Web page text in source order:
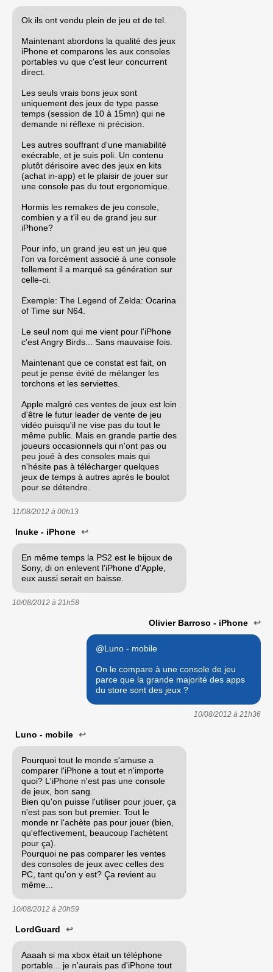
Ok ils ont vendu plein de jeu et de tel.
Maintenant abordons la qualité des jeux
iPhone et comparons les aux consoles
portables vu que c'est leur concurrent
direct.
Les seuls vrais bons jeux sont
uniquement des jeux de type passe
temps (session de 10 à 15mn) qui ne
demande ni réflexe ni précision.
Les autres souffrant d'une maniabilité
exécrable, et je suis poli. Un contenu
plutôt dérisoire avec des jeux en kits
(achat in-app) et le plaisir de jouer sur
une console pas du tout ergonomique.
Hormis les remakes de jeu console,
combien y a t'il eu de grand jeu sur
iPhone?
Pour info, un grand jeu est un jeu que
l'on va forcément associé à une console
tellement il a marqué sa génération sur
celle-ci.
Exemple: The Legend of Zelda: Ocarina
of Time sur N64.
Le seul nom qui me vient pour l'iPhone
c'est Angry Birds... Sans mauvaise fois.
Maintenant que ce constat est fait, on
peut je pense évité de mélanger les
torchons et les serviettes.
Apple malgré ces ventes de jeux est loin
d'être le futur leader de vente de jeu
vidéo puisqu'il ne vise pas du tout le
même public. Mais en grande partie des
joueurs occasionnels qui n'ont pas ou
peu joué à des consoles mais qui
n'hésite pas à télécharger quelques
jeux de temps à autres après le boulot
pour se détendre.
11/08/2012 à 00h13
Inuke - iPhone ↩
En même temps la PS2 est le bijoux de
Sony, di on enlevent l'iPhone d'Apple,
eux aussi serait en baisse.
10/08/2012 à 21h58
Olivier Barroso - iPhone ↩
@Luno - mobile
On le compare à une console de jeu
parce que la grande majorité des apps
du store sont des jeux ?
10/08/2012 à 21h36
Luno - mobile ↩
Pourquoi tout le monde s'amuse a
comparer l'iPhone a tout et n'importe
quoi? L'iPhone n'est pas une console
de jeux, bon sang.
Bien qu'on puisse l'utiliser pour jouer, ça
n'est pas son but premier. Tout le
monde nr l'achète pas pour jouer (bien,
qu'effectivement, beaucoup l'achètent
pour ça).
Pourquoi ne pas comparer les ventes
des consoles de jeux avec celles des
PC, tant qu'on y est? Ça revient au
même...
10/08/2012 à 20h59
LordGuard ↩
Aaaah si ma xbox était un téléphone
portable... je n'aurais pas d'iPhone tout